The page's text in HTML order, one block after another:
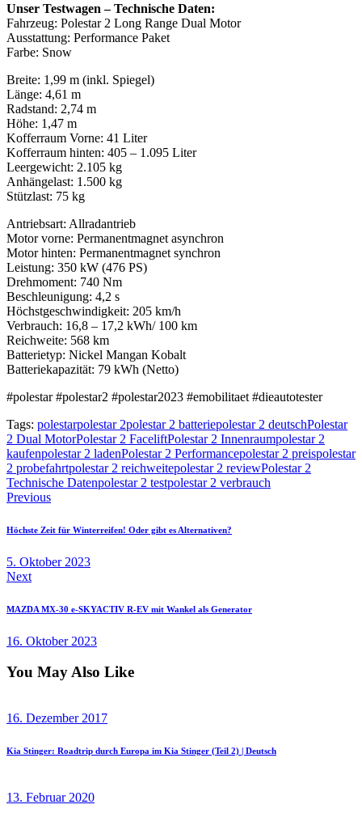
Unser Testwagen – Technische Daten:
Fahrzeug: Polestar 2 Long Range Dual Motor
Ausstattung: Performance Paket
Farbe: Snow
Breite: 1,99 m (inkl. Spiegel)
Länge: 4,61 m
Radstand: 2,74 m
Höhe: 1,47 m
Kofferraum Vorne: 41 Liter
Kofferraum hinten: 405 – 1.095 Liter
Leergewicht: 2.105 kg
Anhängelast: 1.500 kg
Stützlast: 75 kg
Antriebsart: Allradantrieb
Motor vorne: Permanentmagnet asynchron
Motor hinten: Permanentmagnet synchron
Leistung: 350 kW (476 PS)
Drehmoment: 740 Nm
Beschleunigung: 4,2 s
Höchstgeschwindigkeit: 205 km/h
Verbrauch: 16,8 – 17,2 kWh/ 100 km
Reichweite: 568 km
Batterietyp: Nickel Mangan Kobalt
Batteriekapazität: 79 kWh (Netto)
#polestar #polestar2 #polestar2023 #emobilitaet #dieautotester
Tags: polestarpolestar 2polestar 2 batteriepolestar 2 deutschPolestar
2 Dual MotorPolestar 2 FaceliftPolestar 2 Innenraumpolestar 2
kaufenpolestar 2 ladenPolestar 2 Performancepolestar 2 preispolestar
2 probefahrtpolestar 2 reichweitepolestar 2 reviewPolestar 2
Technische Datenpolestar 2 testpolestar 2 verbrauch
Beitragsnavigation
Previous
Höchste Zeit für Winterreifen! Oder gibt es Alternativen?
5. Oktober 2023
Next
MAZDA MX-30 e-SKYACTIV R-EV mit Wankel als Generator
16. Oktober 2023
You May Also Like
16. Dezember 2017
Kia Stinger: Roadtrip durch Europa im Kia Stinger (Teil 2) | Deutsch
13. Februar 2020